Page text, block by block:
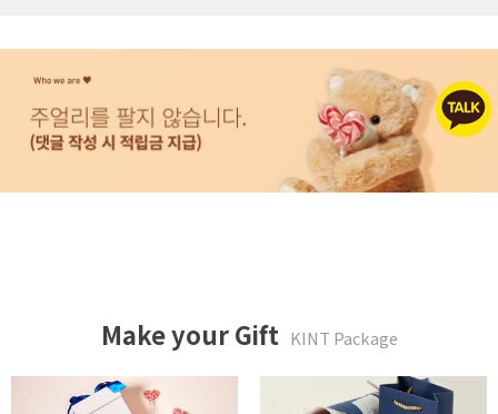
Make your Gift KINT Package